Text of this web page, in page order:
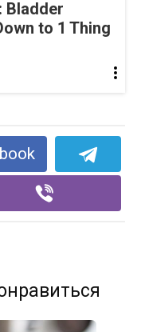
Bladder
to 1 Thing